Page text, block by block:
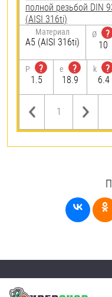
полной резьбой DIN
(AISI 316ti)
Материал
А5 (AISI 316ti)
Ø
?
10
P
?
1.5
e
?
18.9
k
?
6.4